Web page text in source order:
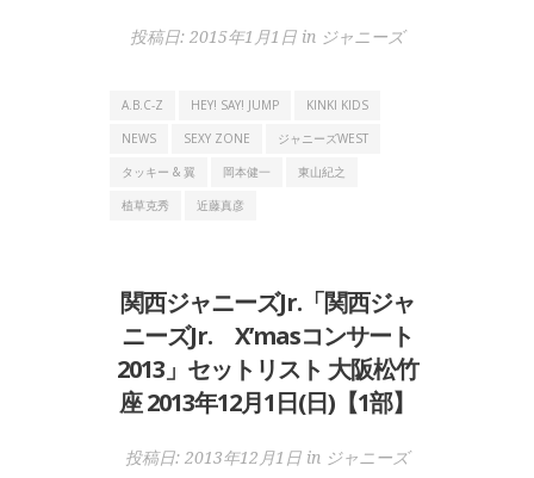
投稿日: 2015年1月1日 in ジャニーズ
A.B.C-Z HEY! SAY! JUMP
KINKI KIDS
NEWS
SEXY ZONE
ジャニーズWEST
タッキー & 翼
岡本健一
東山紀之
植草克秀
近藤真彦
関西ジャニーズJr.「関西ジャ
ニーズJr. X’masコンサート
2013」セットリスト 大阪松竹
座 2013年12月1日(日)【1部】
投稿日: 2013年12月1日 in ジャニーズ